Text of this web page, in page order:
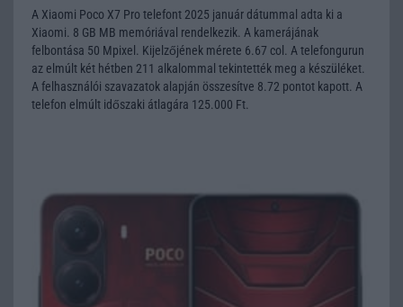
A Xiaomi Poco X7 Pro telefont 2025 január dátummal adta ki a
Xiaomi. 8 GB MB memóriával rendelkezik. A kamerájának
felbontása 50 Mpixel. Kijelzőjének mérete 6.67 col. A telefongurun
az elmúlt két hétben 211 alkalommal tekintették meg a készüléket.
A felhasználói szavazatok alapján összesítve 8.72 pontot kapott. A
telefon elmúlt időszaki átlagára 125.000 Ft.